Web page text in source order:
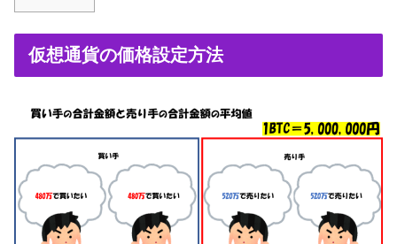
仮想通貨の価格設定方法